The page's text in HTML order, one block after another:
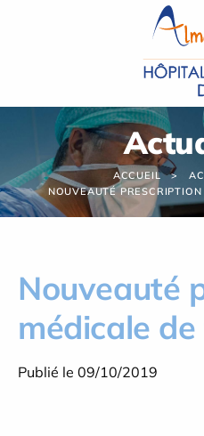
ACCUEIL
NOUVEAUTÉ
Nouveauté
médicale
Publié le 09/10/2019
Panneau de gestion des cookies